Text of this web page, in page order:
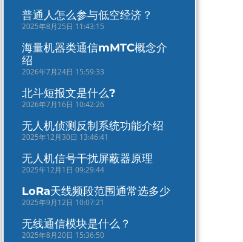
普通人怎么参与低空经济？
2025年8月25日 11:43:15
海量机器类通信mMTC概念介
绍
2026年7月24日 15:59:33
北斗短报文是什么?
2026年7月16日 10:42:26
无人机侦测反制系统功能介绍
2025年12月30日 13:46:41
无人机信号干扰屏蔽器原理
2025年12月1日 09:29:44
LoRa天线频段范围通常选多少
2025年9月12日 10:07:21
无线通信模块是什么？
2025年8月20日 15:36:50